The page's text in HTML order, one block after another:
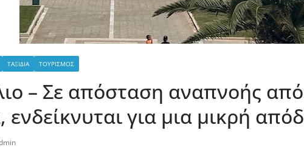
ΤΑΞΊΔΙΑ ΤΟΥΡΙΣΜΌΣ
– Σε απόσταση αναπνοής
για μια μικρή